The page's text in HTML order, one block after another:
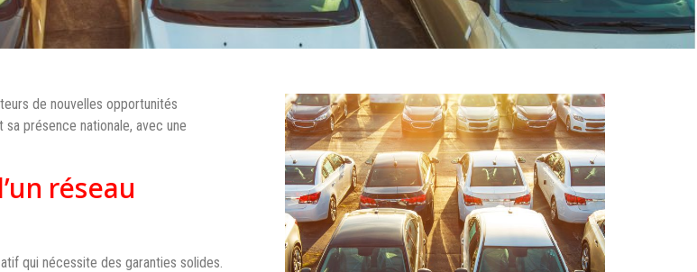
de nouvelles opportunités
présence nationale, avec une
réseau
qui nécessite des garanties solides.